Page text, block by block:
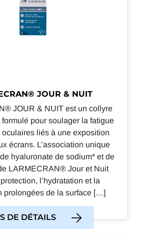
JOUR & NUIT
JOUR & NUIT est un collyre
pour soulager la fatigue
oculaires liés à une exposition
écrans. L’association unique
hyaluronate de sodium* et de
LARMECRAN® Jour et Nuit
l’hydratation et la
prolongées de la surface […]
DE DÉTAILS